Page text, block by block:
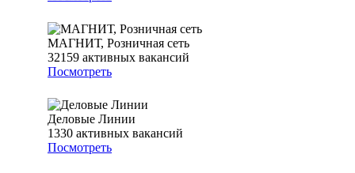
МАГНИТ, Розничная сеть
32159 активных вакансий
Посмотреть
Деловые Линии
1330 активных вакансий
Посмотреть